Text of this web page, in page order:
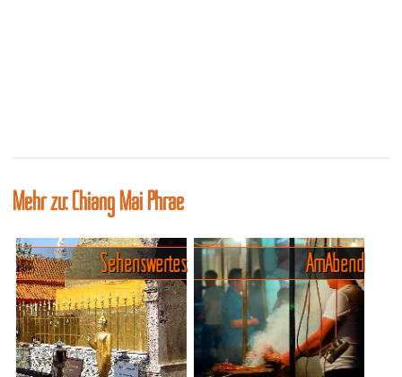
Mehr zu: Chiang Mai Phrae
Sehenswertes Am Abend